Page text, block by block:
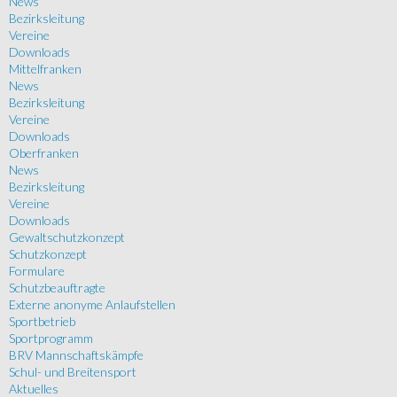
Bezirksleitung
Vereine
Downloads
Mittelfranken
News
Bezirksleitung
Vereine
Downloads
Oberfranken
News
Bezirksleitung
Vereine
Downloads
Gewaltschutzkonzept
Schutzkonzept
Formulare
Schutzbeauftragte
Externe anonyme Anlaufstellen
Sportbetrieb
Sportprogramm
BRV Mannschaftskämpfe
Schul- und Breitensport
Aktuelles